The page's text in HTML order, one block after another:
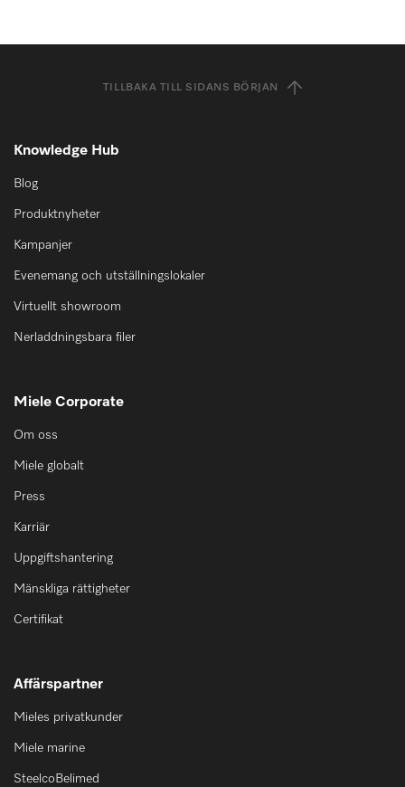
TILLBAKA TILL SIDANS BÖRJAN
Knowledge Hub
Blog
Produktnyheter
Kampanjer
Evenemang och utställningslokaler
Virtuellt showroom
Nerladdningsbara filer
Miele Corporate
Om oss
Miele globalt
Press
Karriär
Uppgiftshantering
Mänskliga rättigheter
Certifikat
Affärspartner
Mieles privatkunder
Miele marine
SteelcoBelimed